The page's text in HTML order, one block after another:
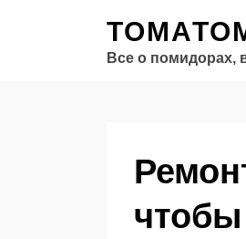
Все о помидорах,